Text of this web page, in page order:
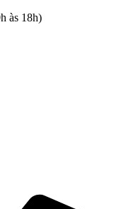
às 18h)